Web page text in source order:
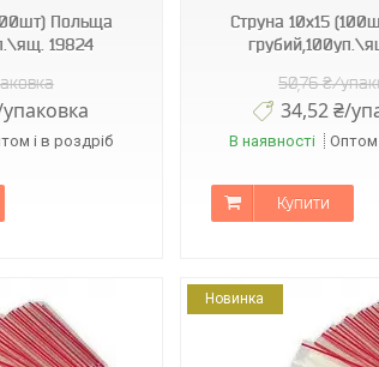
Польща
19824
і в роздріб
Струна 10х15
50,76 ₴/
34,52 ₴/
В наявності Оптом
Купити
Новинка